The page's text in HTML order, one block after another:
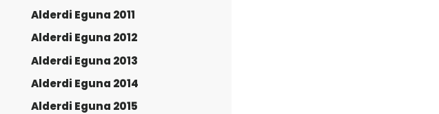
Alderdi Eguna 2011
Alderdi Eguna 2012
Alderdi Eguna 2013
Alderdi Eguna 2014
Alderdi Eguna 2015